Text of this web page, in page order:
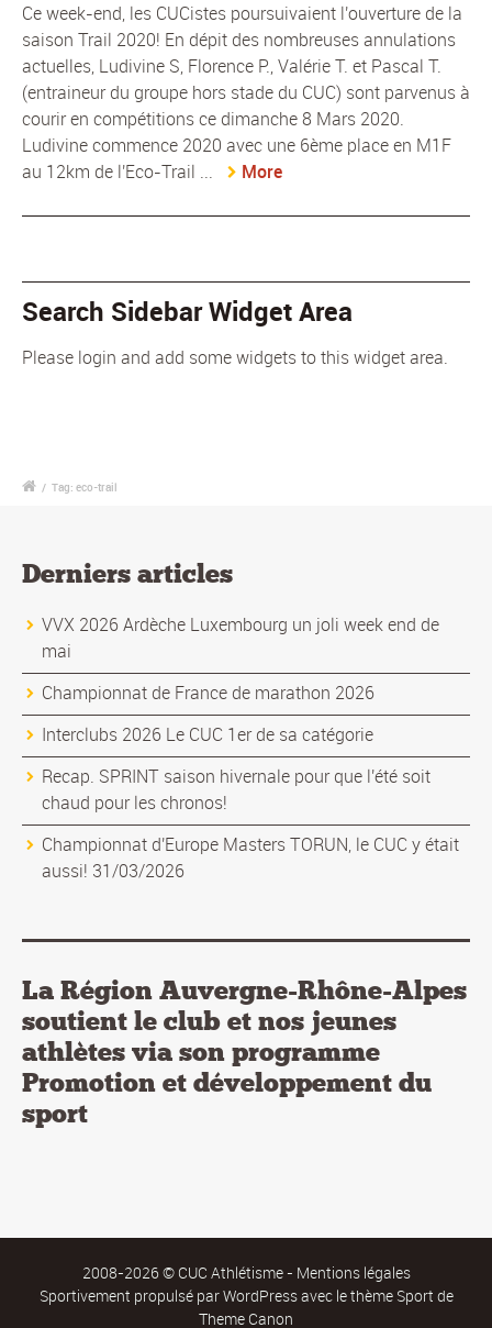
Ce week-end, les CUCistes poursuivaient l'ouverture de la
saison Trail 2020! En dépit des nombreuses annulations
actuelles, Ludivine S, Florence P., Valérie T. et Pascal T.
(entraineur du groupe hors stade du CUC) sont parvenus à
courir en compétitions ce dimanche 8 Mars 2020.
Ludivine commence 2020 avec une 6ème place en M1F
au 12km de l'Eco-Trail ...
More
Search Sidebar Widget Area
Please login and add some widgets to this widget area.
/ Tag: eco-trail
Derniers articles
VVX 2026 Ardèche Luxembourg un joli week end de
mai
Championnat de France de marathon 2026
Interclubs 2026 Le CUC 1er de sa catégorie
Recap. SPRINT saison hivernale pour que l'été soit
chaud pour les chronos!
Championnat d'Europe Masters TORUN, le CUC y était
aussi! 31/03/2026
La Région Auvergne-Rhône-Alpes
soutient le club et nos jeunes
athlètes via son programme
Promotion et développement du
sport
2008-2026 © CUC Athlétisme - Mentions légales
Sportivement propulsé parWordPressavec le thème Sport de
Theme Canon